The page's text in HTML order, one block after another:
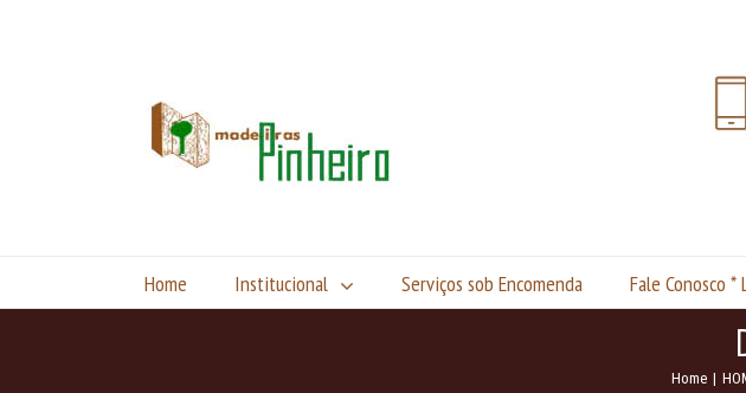
Home Institucional Serviços sob Encomenda Fale Conosco *
Home |